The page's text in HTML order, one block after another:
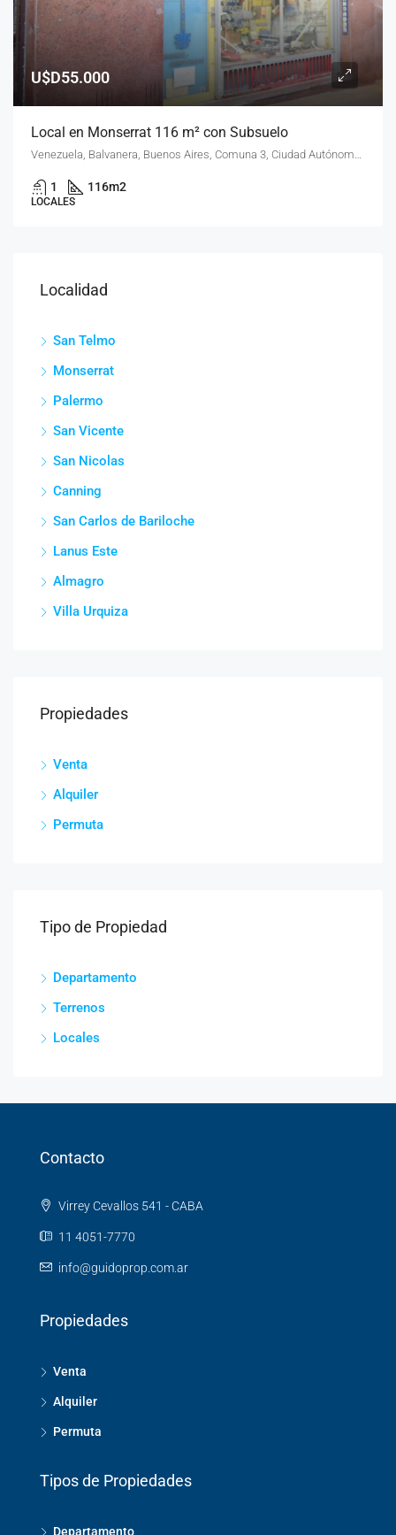
U$D55.000
Local en Monserrat 116 m² con Subsuelo
Venezuela, Balvanera, Buenos Aires, Comuna 3, Ciudad Autónoma de Buenos Aires, 1081, Argentina
1 116m2
LOCALES
Localidad
San Telmo
Monserrat
Palermo
San Vicente
San Nicolas
Canning
San Carlos de Bariloche
Lanus Este
Almagro
Villa Urquiza
Propiedades
Venta
Alquiler
Permuta
Tipo de Propiedad
Departamento
Terrenos
Locales
Contacto
Virrey Cevallos 541 - CABA
11 4051-7770
info@guidoprop.com.ar
Propiedades
Venta
Alquiler
Permuta
Tipos de Propiedades
Departamento